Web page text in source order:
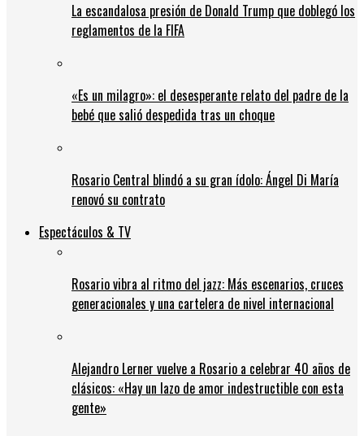
La escandalosa presión de Donald Trump que doblegó los
reglamentos de la FIFA
«Es un milagro»: el desesperante relato del padre de la
bebé que salió despedida tras un choque
Rosario Central blindó a su gran ídolo: Ángel Di María
renovó su contrato
Espectáculos & TV
Rosario vibra al ritmo del jazz: Más escenarios, cruces
generacionales y una cartelera de nivel internacional
Alejandro Lerner vuelve a Rosario a celebrar 40 años de
clásicos: «Hay un lazo de amor indestructible con esta
gente»